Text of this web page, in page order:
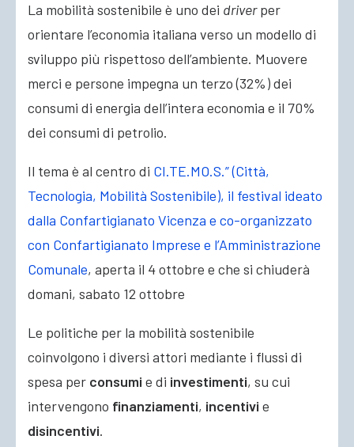
La mobilità sostenibile è uno dei driverper
orientare l’economia italiana verso un modello di
sviluppo più rispettoso dell’ambiente. Muovere
merci e persone impegna un terzo (32%) dei
consumi di energia dell’intera economia e il 70%
dei consumi di petrolio.
Il tema è al centro di CI.TE.MO.S.” (Città,
Tecnologia, Mobilità Sostenibile), il festival ideato
dalla Confartigianato Vicenza e co-organizzato
con Confartigianato Imprese e l’Amministrazione
Comunale, aperta il 4 ottobre e che si chiuderà
domani, sabato 12 ottobre
Le politiche per la mobilità sostenibile
coinvolgono i diversi attori mediante i flussi di
spesa per consumi e di investimenti, su cui
intervengono finanziamenti, incentivi e
disincentivi.